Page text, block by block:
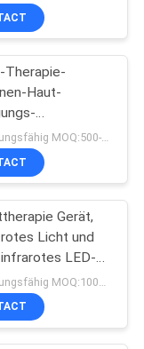
Knie, Knöchel,
Therapie-
Haut-
3
Gerät,
Licht und
LED-
mit Timer